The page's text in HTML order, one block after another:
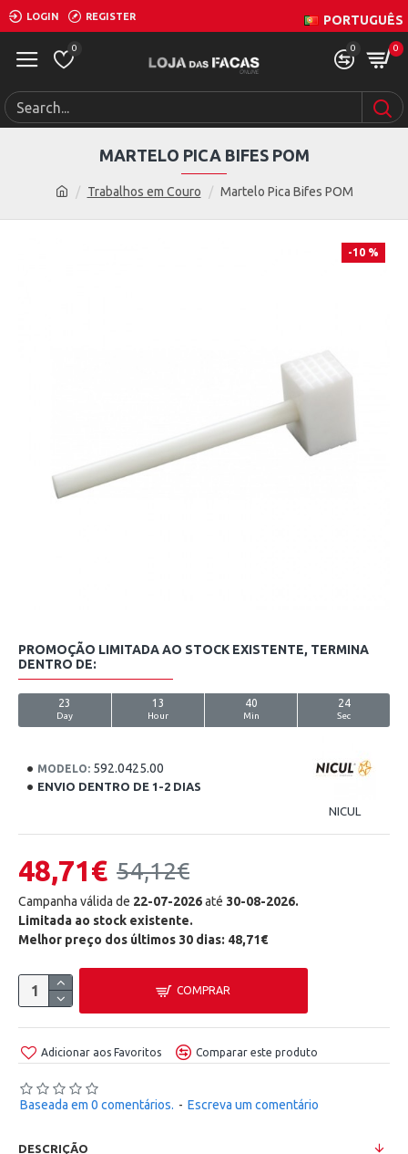
LOGIN REGISTER PORTUGUÊS
0 0 0
Trabalhos em Couro Martelo Pica Bifes POM
MARTELO PICA BIFES POM
-10 %
MODELO: 592.0425.00
ENVIO DENTRO DE 1-2 DIAS
NICUL
Baseada em 0 comentários. - Escreva um comentário
PROMOÇÃO LIMITADA AO STOCK EXISTENTE, TERMINA
DENTRO DE:
23
Day
13
Hour
40
Min
24
Sec
48,71€ 54,12€
Campanha válida de 22-07-2026até 30-08-2026.
Limitada ao stock existente.
Melhor preço dos últimos 30 dias: 48,71€
COMPRAR
Adicionar aos Favoritos Comparar este produto
DESCRIÇÃO